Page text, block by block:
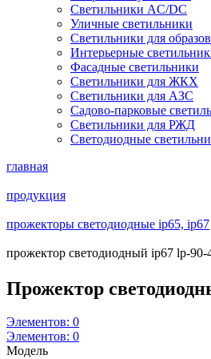
Светильники AC/DC
Уличные светильники
Светильники для
Интерьерные
Фасадные светильники
Светильники для ЖКХ
Светильники для АЗС
Садово-парковые
Светильники для РЖД
Светодиодные
главная
продукция
прожекторы светодиодные ip65, ip67
прожектор светодиодный ip67 lp-90-
Прожектор
Элементов: 0
Элементов: 0
Модель